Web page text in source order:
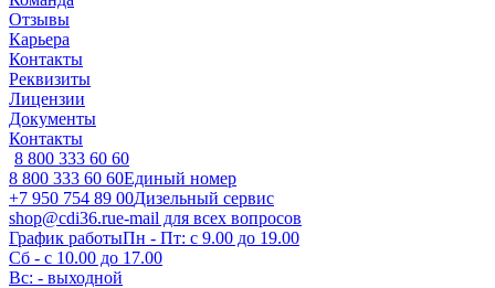
Отзывы
Карьера
Контакты
Реквизиты
Лицензии
Документы
Контакты
8 800 333 60 60
8 800 333 60 60Единый номер
+7 950 754 89 00Дизельный сервис
shop@cdi36.rue-mail для всех вопросов
График работыПн - Пт: с 9.00 до 19.00
Сб - с 10.00 до 17.00
Вс: - выходной